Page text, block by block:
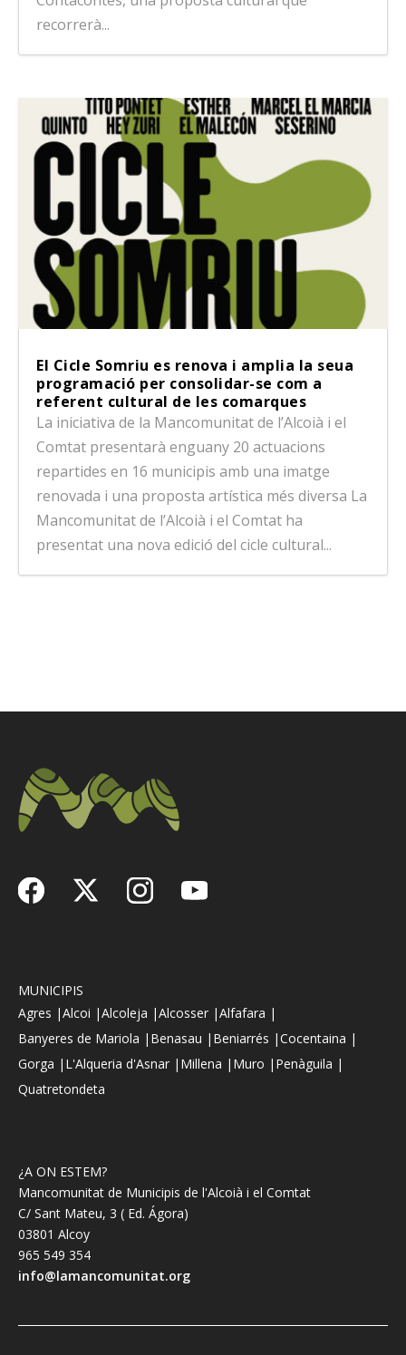
recorrerà...
El Cicle Somriu es renova i amplia la seua
programació per consolidar-se com a
referent cultural de les comarques
La iniciativa de la Mancomunitat de l’Alcoià i el
Comtat presentarà enguany 20 actuacions
repartides en 16 municipis amb una imatge
renovada i una proposta artística més diversa La
Mancomunitat de l’Alcoià i el Comtat ha
presentat una nova edició del cicle cultural...
MUNICIPIS
Agres |Alcoi |Alcoleja |Alcosser |Alfafara |
Banyeres de Mariola | Benasau | Beniarrés |Cocentaina |
Gorga | L'Alqueria d'Asnar | Millena | Muro | Penàguila |
Quatretondeta
¿A ON ESTEM?
Mancomunitat de Municipis de l'Alcoià i el Comtat
C/ Sant Mateu, 3 ( Ed. Ágora)
03801 Alcoy
965 549 354
info@lamancomunitat.org